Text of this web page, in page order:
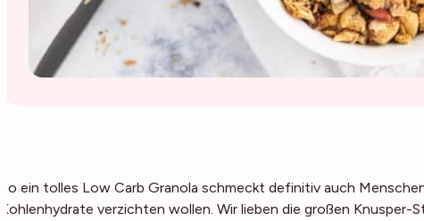
So ein tolles Low Carb Granola schmeckt definitiv auch
Kohlenhydrate verzichten wollen. Wir lieben die großen